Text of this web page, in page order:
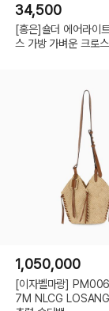
34,500
[홍은]숄더 에어라이
스 가방 가벼운 크로
1,050,000
[이자벨마랑]
7M NLCG